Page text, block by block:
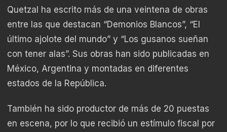
Quetzal ha escrito más de una veintena de obras
entre las que destacan “Demonios Blancos”, “El
último ajolote del mundo” y “Los gusanos sueñan
con tener alas”. Sus obras han sido publicadas en
México, Argentina y montadas en diferentes
estados de la República.
También ha sido productor de más de 20 puestas
en escena, por lo que recibió un estímulo fiscal por